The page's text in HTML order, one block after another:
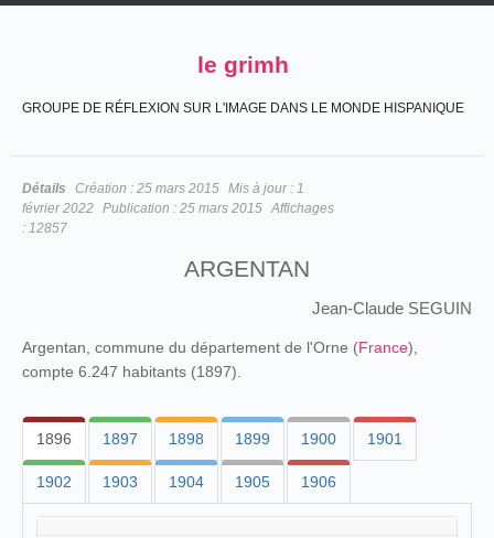
le grimh
GROUPE DE RÉFLEXION SUR L'IMAGE DANS LE MONDE HISPANIQUE
Détails Création : 25 mars 2015 Mis à jour : 1
février 2022 Publication : 25 mars 2015 Affichages
: 12857
ARGENTAN
Jean-Claude SEGUIN
Argentan, commune du département de l'Orne (France),
compte 6.247 habitants (1897).
1896 1897 1898 1899 1900 1901
1902 1903 1904 1905 1906